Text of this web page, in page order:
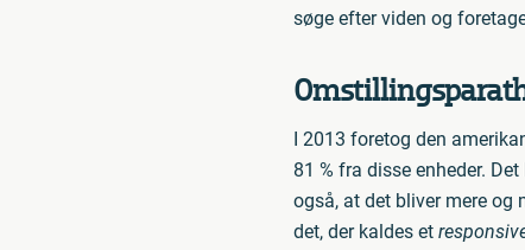
søge efter viden og
I 2013 foretog den
81 % fra disse enheder.
også, at det bliver mere
det, der kaldes et